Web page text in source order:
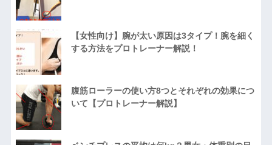
【女性向け】腕が太い原因は3タイプ！腕を細く
する方法をプロトレーナー解説！
腹筋ローラーの使い方8つとそれぞれの効果につ
いて【プロトレーナー解説】